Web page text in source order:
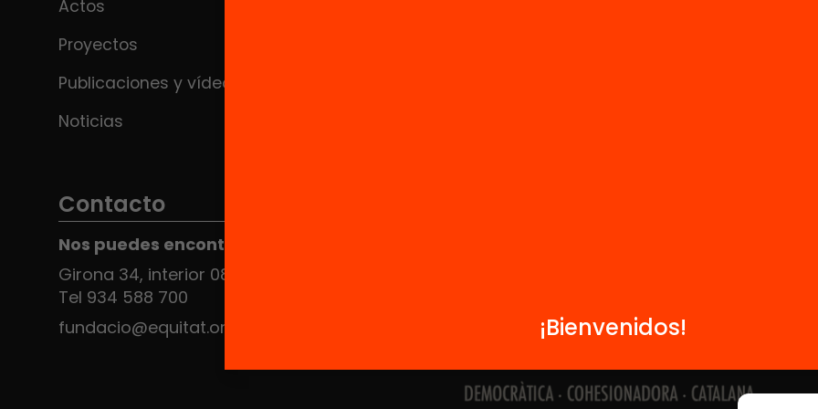
Actos
Proyectos
Publicaciones y vídeos
Noticias
Contacto
Nos puedes encontrar en el HUB Social
Girona 34, interior 08010 Barcelona
Tel 934 588 700
fundacio@equitat.org
¡Bienvenidos!